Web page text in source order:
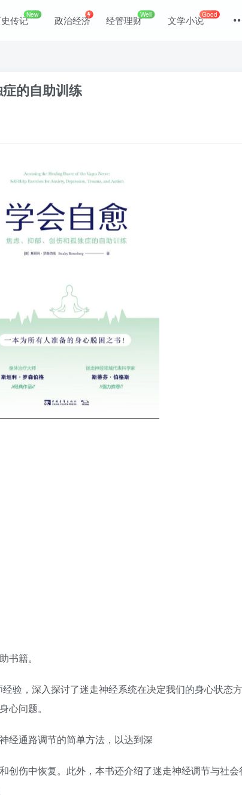
传记New 政治经济 经管理财Well 文学小说Good
的自助训练
书籍。
验，深入探讨了迷走神经系统在决定我们的身心状态
心问题。
经通路调节的简单方法，以达到深
创伤中恢复。此外，本书还介绍了迷走神经调节与社
登录
没有账号？立即注册
记住登录